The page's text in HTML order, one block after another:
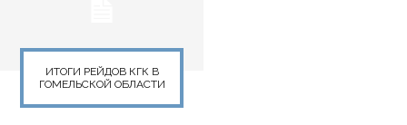
ИТОГИ РЕЙДОВ КГК В
ГОМЕЛЬСКОЙ ОБЛАСТИ